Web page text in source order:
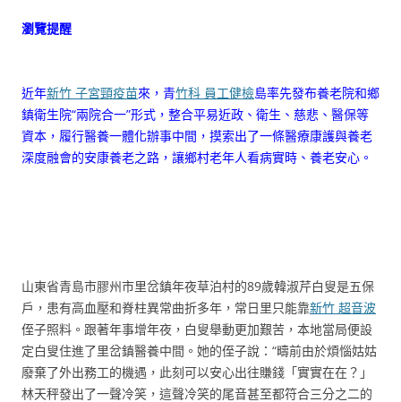
瀏覽提醒
近年新竹 子宮頸疫苗來，青竹科 員工健檢島率先發布養老院和鄉
鎮衛生院“兩院合一”形式，整合平易近政、衛生、慈悲、醫保等
資本，履行醫養一體化辦事中間，摸索出了一條醫療康護與養老
深度融會的安康養老之路，讓鄉村老年人看病實時、養老安心。
山東省青島市膠州市里岔鎮年夜草泊村的89歲韓淑芹白叟是五保
戶，患有高血壓和脊柱異常曲折多年，常日里只能靠新竹 超音波
侄子照料。跟著年事增年夜，白叟舉動更加艱苦，本地當局便設
定白叟住進了里岔鎮醫養中間。她的侄子說：“疇前由於煩惱姑姑
廢棄了外出務工的機遇，此刻可以安心出往賺錢「實實在在？」
林天秤發出了一聲冷笑，這聲冷笑的尾音甚至都符合三分之二的